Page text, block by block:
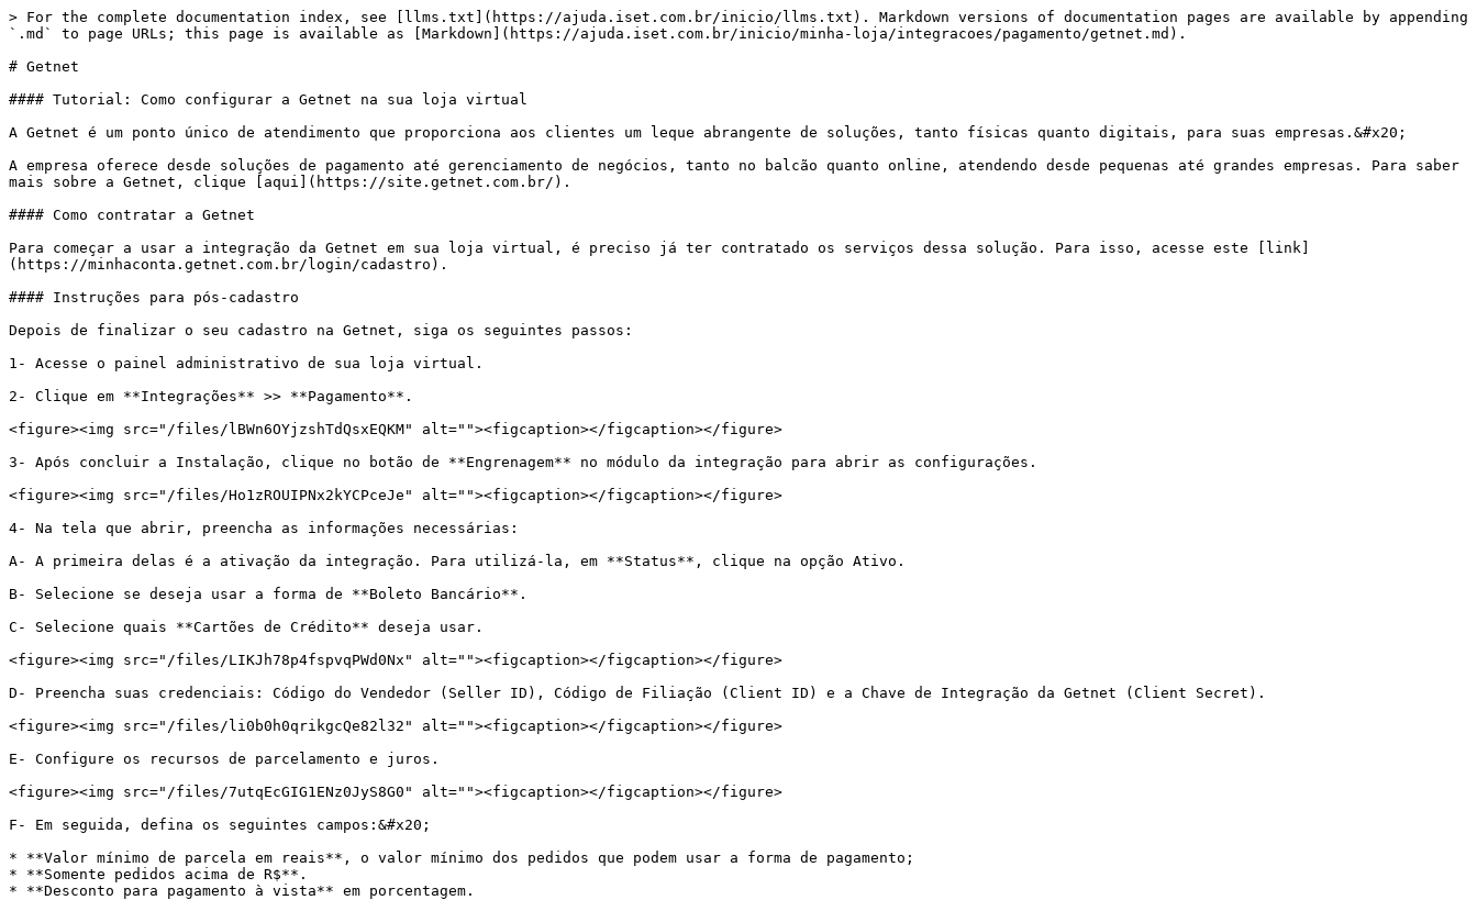
> For the complete documentation index, see [llms.txt](https://ajuda.iset.com.br/inicio/llms.txt). Markdown versions of documentation pages are available by appending
`.md` to page URLs; this page is available as [Markdown](https://ajuda.iset.com.br/inicio/minha-loja/integracoes/pagamento/getnet.md).
# Getnet
#### Tutorial: Como configurar a Getnet na sua loja virtual
A Getnet é um ponto único de atendimento que proporciona aos clientes um leque abrangente de soluções, tanto físicas quanto digitais, para suas empresas.&#x20;
A empresa oferece desde soluções de pagamento até gerenciamento de negócios, tanto no balcão quanto online, atendendo desde pequenas até grandes empresas. Para saber
mais sobre a Getnet, clique [aqui](https://site.getnet.com.br/).
#### Como contratar a Getnet
Para começar a usar a integração da Getnet em sua loja virtual, é preciso já ter contratado os serviços dessa solução. Para isso, acesse este [link]
(https://minhaconta.getnet.com.br/login/cadastro).
#### Instruções para pós-cadastro
Depois de finalizar o seu cadastro na Getnet, siga os seguintes passos:
1- Acesse o painel administrativo de sua loja virtual.
2- Clique em **Integrações** >> **Pagamento**.
<figure><img src="/files/lBWn6OYjzshTdQsxEQKM" alt=""><figcaption></figcaption></figure>
3- Após concluir a Instalação, clique no botão de **Engrenagem** no módulo da integração para abrir as configurações.
<figure><img src="/files/Ho1zROUIPNx2kYCPceJe" alt=""><figcaption></figcaption></figure>
4- Na tela que abrir, preencha as informações necessárias:
A- A primeira delas é a ativação da integração. Para utilizá-la, em **Status**, clique na opção Ativo.
B- Selecione se deseja usar a forma de **Boleto Bancário**.
C- Selecione quais **Cartões de Crédito** deseja usar.
<figure><img src="/files/LIKJh78p4fspvqPWd0Nx" alt=""><figcaption></figcaption></figure>
D- Preencha suas credenciais: Código do Vendedor (Seller ID), Código de Filiação (Client ID) e a Chave de Integração da Getnet (Client Secret).
<figure><img src="/files/li0b0h0qrikgcQe82l32" alt=""><figcaption></figcaption></figure>
E- Configure os recursos de parcelamento e juros.
<figure><img src="/files/7utqEcGIG1ENz0JyS8G0" alt=""><figcaption></figcaption></figure>
F- Em seguida, defina os seguintes campos:&#x20;
* **Valor mínimo de parcela em reais**, o valor mínimo dos pedidos que podem usar a forma de pagamento;
* **Somente pedidos acima de R$**.
* **Desconto para pagamento à vista** em porcentagem.